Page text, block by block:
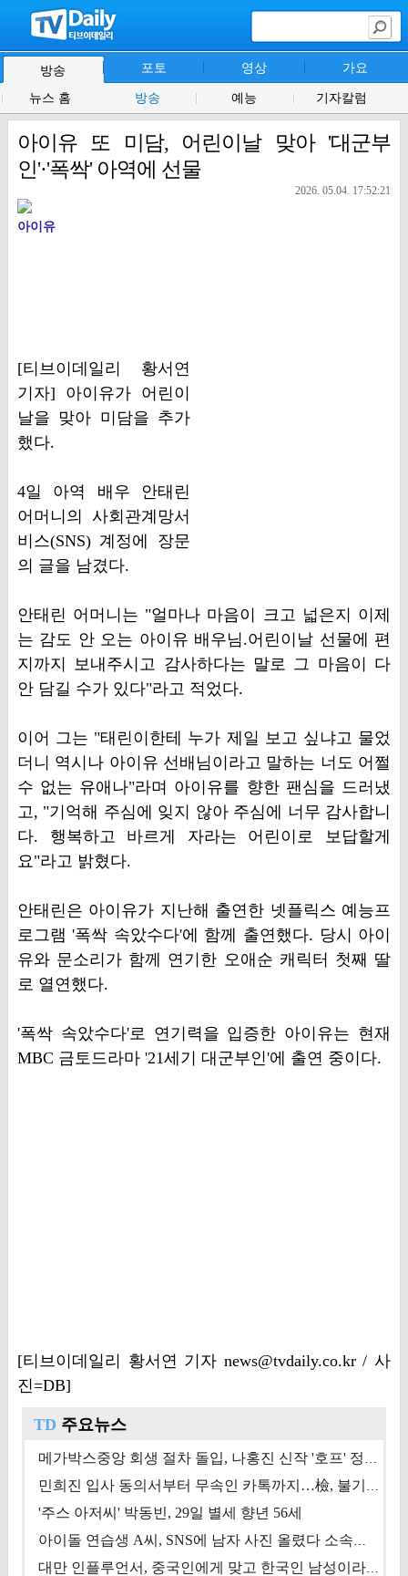
방송 포토 영상 가요
뉴스 홈 방송 예능 기자칼럼
아이유 또 미담, 어린이날 맞아 '대군부
인'·'폭싹' 아역에 선물
2026. 05.04. 17:52:21
아이유
[티브이데일리 황서연
기자] 아이유가 어린이
날을 맞아 미담을 추가
했다.
4일 아역 배우 안태린
어머니의 사회관계망서
비스(SNS) 계정에 장문
의 글을 남겼다.
안태린 어머니는 "얼마나 마음이 크고 넓은지 이제
는 감도 안 오는 아이유 배우님.어린이날 선물에 편
지까지 보내주시고 감사하다는 말로 그 마음이 다
안 담길 수가 있다"라고 적었다.
이어 그는 "태린이한테 누가 제일 보고 싶냐고 물었
더니 역시나 아이유 선배님이라고 말하는 너도 어쩔
수 없는 유애나"라며 아이유를 향한 팬심을 드러냈
고, "기억해 주심에 잊지 않아 주심에 너무 감사합니
다. 행복하고 바르게 자라는 어린이로 보답할게
요"라고 밝혔다.
안태린은 아이유가 지난해 출연한 넷플릭스 예능프
로그램 '폭싹 속았수다'에 함께 출연했다. 당시 아이
유와 문소리가 함께 연기한 오애순 캐릭터 첫째 딸
로 열연했다.
'폭싹 속았수다'로 연기력을 입증한 아이유는 현재
MBC 금토드라마 '21세기 대군부인'에 출연 중이다.
[티브이데일리 황서연 기자 news@tvdaily.co.kr / 사
진=DB]
TD 주요뉴스
메가박스중앙 회생 절차 돌입, 나홍진 신작 '호프' 정상 개봉에 쏠린 시선 [상반기 결산 기획]
민희진 입사 동의서부터 무속인 카톡까지…檢, 불기소 처분 근거들 [이슈&톡]
'주스 아저씨' 박동빈, 29일 별세 향년 56세
아이돌 연습생 A씨, SNS에 남자 사진 올렸다 소속사 퇴출
대만 인플루언서, 중국인에게 맞고 한국인 남성이라 진술 '후폭풍'